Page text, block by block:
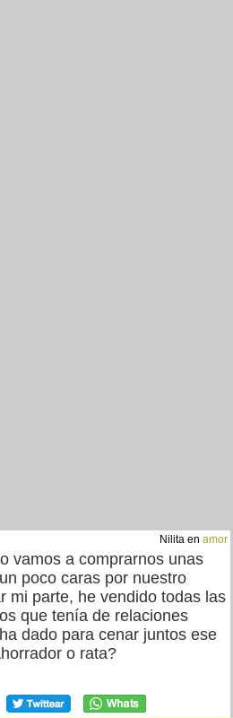
Nilita en amor
vamos a comprarnos unas
poco caras por nuestro
mi parte, he vendido todas las
que tenía de relaciones
dado para cenar juntos ese
o rata?